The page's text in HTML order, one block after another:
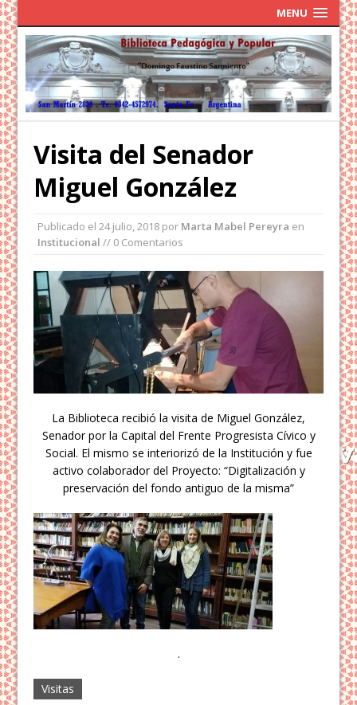
MENU
Visita del Senador
Miguel González
Publicado el 24 julio, 2018 por Marta Mabel Pereyra en
Institucional // 0 Comentarios
La Biblioteca recibió la visita de Miguel González,
Senador por la Capital del Frente Progresista Cívico y
Social. El mismo se interiorizó de la Institución y fue
activo colaborador del Proyecto: “Digitalización y
preservación del fondo antiguo de la misma”
.
Visitas